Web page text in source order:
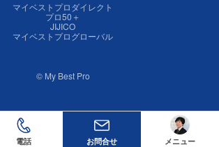
マイベストプロダイレクト
プロ50＋
JIJICO
マイベストプログローバル
© My Best Pro
電話 お問合せ メニュー